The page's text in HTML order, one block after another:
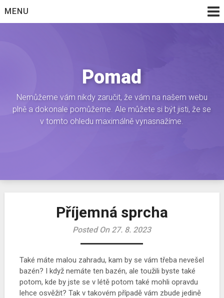
toMENU
Pomad
Nemůžeme vám nikdy zaručit, že vám na našem webu
plně a dokonale pomůžeme. Ale můžete si být jisti, že se
v tomto ohledu maximálně vynasnažíme.
Příjemná sprcha
Posted On 27. 8. 2023
Také máte malou zahradu, kam by se vám třeba nevešel
bazén? I když nemáte ten bazén, ale toužili byste také
potom, kde by jste se v létě potom také mohli opravdu
lehce osvěžit? Tak v takovém případě vám zbude jedině